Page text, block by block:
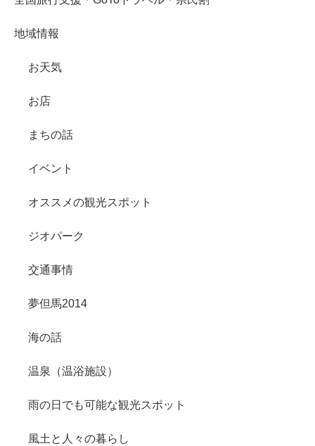
地域情報
お天気
お店
まちの話
イベント
オススメの観光スポット
ジオパーク
交通事情
夢但馬2014
海の話
温泉（温浴施設）
雨の日でも可能な観光スポット
風土と人々の暮らし